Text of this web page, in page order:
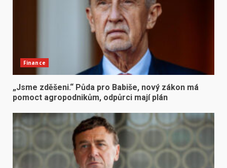
Finance
„Jsme zděšeni.“ Půda pro Babiše, nový zákon má
pomoct agropodnikům, odpůrci mají plán